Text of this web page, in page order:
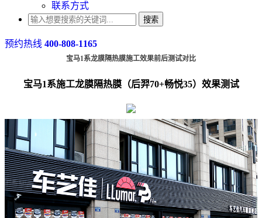
联系方式
搜索
预约热线 400-808-1165
宝马1系龙膜隔热膜施工效果前后测试对比
宝马1系施工龙膜隔热膜（后羿70+畅悦35）效果测试